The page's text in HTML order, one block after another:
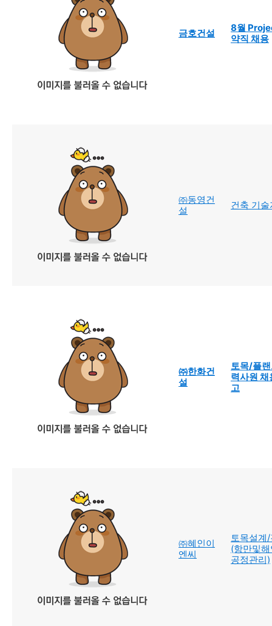
금호건설
8월
약직 채용
㈜동영건
설
건축 기술
㈜한화건
설
토목/플
력사원 채
고
㈜혜인이
엔씨
토목설계
(항만및
공정관리)